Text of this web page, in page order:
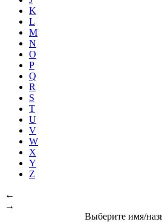
K
L
M
N
O
P
Q
R
S
T
U
V
W
X
Y
Z
←
→
Выберите имя/